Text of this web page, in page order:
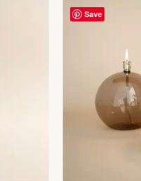
Save